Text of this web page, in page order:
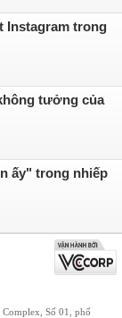
Instagram trong
tưởng của
ấy" trong nhiếp
Số 01, phố